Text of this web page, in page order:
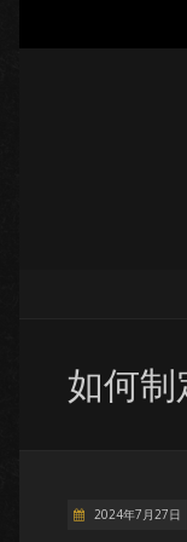
如何制
2024年7月27日